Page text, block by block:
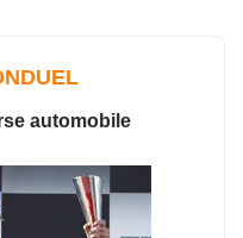
automobile